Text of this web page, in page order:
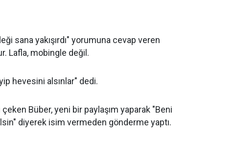
sana yakışırdı" yorumuna cevap veren
Lafla, mobingle değil.
hevesini alsınlar" dedi.
Büber, yeni bir paylaşım yaparak "Beni
diyerek isim vermeden gönderme yaptı.